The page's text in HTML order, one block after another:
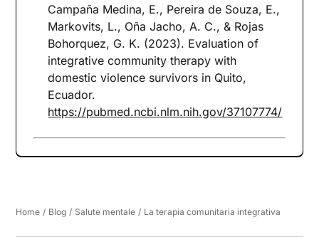
Campaña Medina, E., Pereira de Souza, E.,
Markovits, L., Oña Jacho, A. C., & Rojas
Bohorquez, G. K. (2023). Evaluation of
integrative community therapy with
domestic violence survivors in Quito,
Ecuador.
https://pubmed.ncbi.nlm.nih.gov/37107774/
Home / Blog / Salute mentale / La terapia comunitaria integrativa